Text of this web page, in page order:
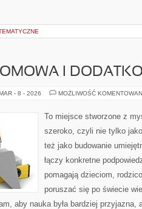
I
- 8 - 2026 MOŻLIWOŚĆ
To miejsce stworzone z
szeroko, czyli nie tylko
też jako budowanie
łączy konkretne
pomagają dzieciom,
poruszać się po świecie
aby nauka była bardziej przyjazna,